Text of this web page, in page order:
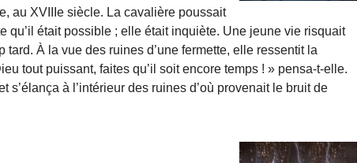
au XVIIIe siècle. La cavalière poussait
qu’il était possible ; elle était inquiète. Une jeune vie risquait
À la vue des ruines d’une fermette, elle ressentit la
tout puissant, faites qu’il soit encore temps ! » pensa-t-elle.
s’élança à l’intérieur des ruines d’où provenait le bruit de